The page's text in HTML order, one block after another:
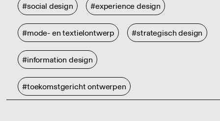
#social design #experience design
#mode- en textielontwerp #strategisch design
#information design
#toekomstgericht ontwerpen